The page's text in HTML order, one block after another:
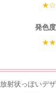
発色度
放射状っぽいデ